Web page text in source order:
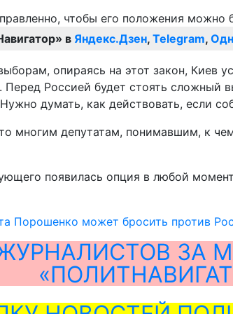
в Яндекс.Дзен, Telegram,
опираясь на этот закон, Киев
Перед Россией будет стоять
думать, как действовать, если
многим депутатам, понимавшим, к
появилась опция в любой
Порошенко может бросить против
ЗА